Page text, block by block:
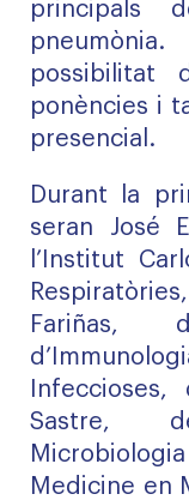
principals
possibilitat
ponències i
presencial.
Durant la
seran José
l’Institut
Fariñas,
Sastre,
Medicine en